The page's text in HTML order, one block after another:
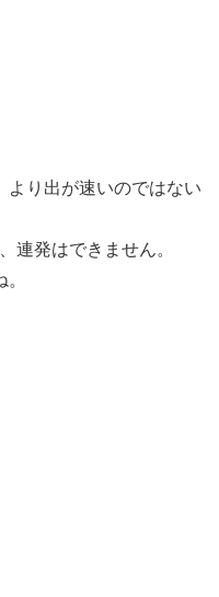
より出が速いのではない
連発はできません。